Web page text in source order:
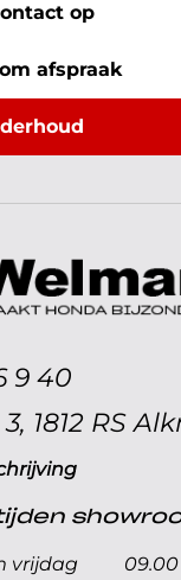
op
afspraak
9 40
1812 RS
vrijdag